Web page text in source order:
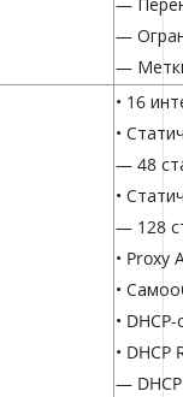
—
—
—
• 16
•
— 48
•
— 128
• Proxy
•
•
• DHCP
—